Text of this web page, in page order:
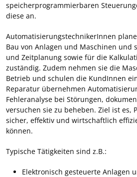
speicherprogrammierbaren
diese an.
AutomatisierungstechnikerInnen
Bau von Anlagen und Maschinen und
und Zeitplanung sowie für die
zuständig. Zudem nehmen sie die
Betrieb und schulen die KundInnen
Reparatur übernehmen
Fehleranalyse bei Störungen,
versuchen sie zu beheben. Ziel ist es,
sicher, effektiv und wirtschaftlich
können.
Typische Tätigkeiten sind z.B.:
Elektronisch gesteuerte Anlagen